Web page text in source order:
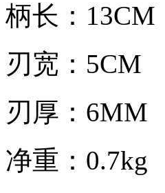
柄长：13CM
刃宽：5CM
刃厚：6MM
净重：0.7kg